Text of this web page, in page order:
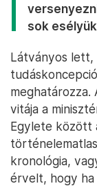
sok
Látványos lett,
meghatározza.
vitája a
Egylete között
kronológia,
érvelt, hogy ha